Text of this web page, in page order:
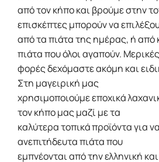
από τον κήπο και βρούμε στην
επισκέπτες μπορούν να
από τα πιάτα της ημέρας, ή από
πιάτα που όλοι αγαπούν. Μερικές
φορές δεχόμαστε ακόμη και
Στη μαγειρική μας
χρησιμοποιούμε εποχικά
τον κήπο μας μαζί με τα
καλύτερα τοπικά προϊόντα για
ανεπιτήδευτα πιάτα που
εμπνέονται από την ελληνική